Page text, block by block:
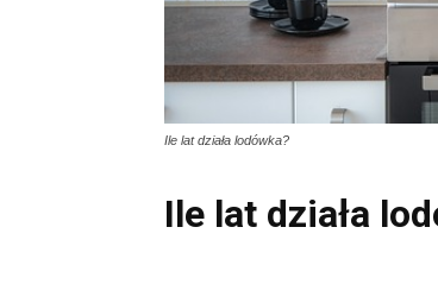
Ile lat działa lodówka?
Ile lat działa